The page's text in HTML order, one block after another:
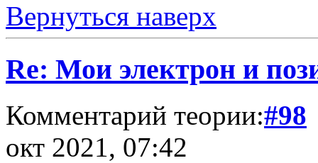
Вернуться наверх
Re: Мои электрон и
Комментарий теории:#98
окт 2021, 07:42